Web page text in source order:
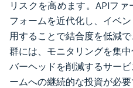
リスクを高めます。APIフ
フォームを近代化し、イベ
用することで結合度を低減
群には、モニタリングを集
バーヘッドを削減するサー
ームへの継続的な投資が必要